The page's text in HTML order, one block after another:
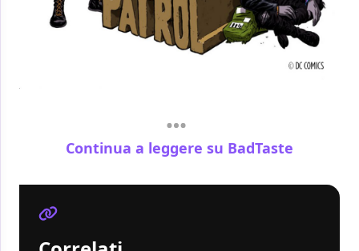
Continua a leggere su BadTaste